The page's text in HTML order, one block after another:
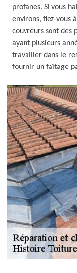
profanes. Si vous
environs, fiez-vous
couvreurs sont des
ayant plusieurs
travailler dans le
fournir un faîtage